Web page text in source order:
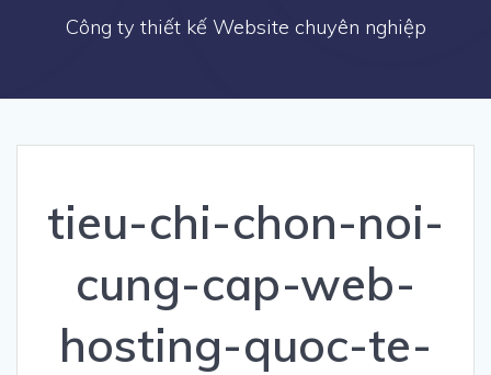
Công ty thiết kế Website chuyên nghiệp
tieu-chi-chon-noi-
cung-cap-web-
hosting-quoc-te-